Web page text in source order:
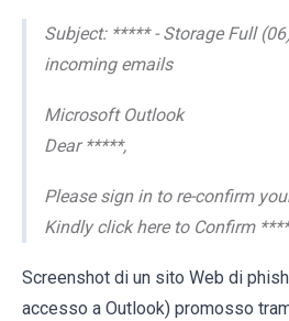
Subject: ***** - Storage Full
incoming emails
Microsoft Outlook
Dear *****,
Please sign in to re-confirm
Kindly click here to Confirm
Screenshot di un sito Web di
accesso a Outlook) promosso